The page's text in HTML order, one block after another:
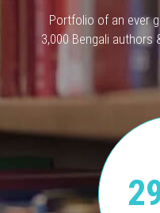
Portfolio of an ever
3,000 Bengali